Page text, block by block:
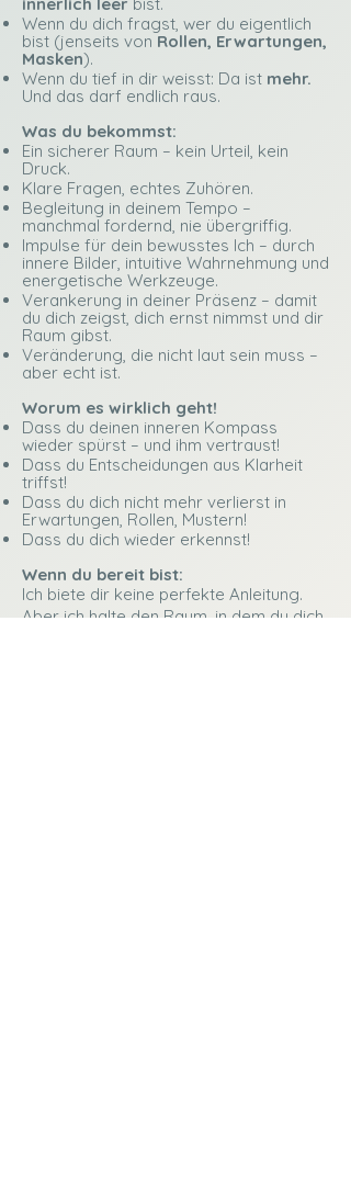
Wenn du dich fragst, wer du eigentlich
bist (jenseits von Rollen, Erwartungen,
Masken).
Wenn du tief in dir weisst: Da ist mehr.
Und das darf endlich raus.
Was du bekommst:
Ein sicherer Raum – kein Urteil, kein
Druck.
Klare Fragen, echtes Zuhören.
Begleitung in deinem Tempo –
manchmal fordernd, nie übergriffig.
Impulse für dein bewusstes Ich – durch
innere Bilder, intuitive Wahrnehmung und
energetische Werkzeuge.
Verankerung in deiner Präsenz – damit
du dich zeigst, dich ernst nimmst und dir
Raum gibst.
Veränderung, die nicht laut sein muss –
aber echt ist.
Worum es wirklich geht!
​Dass du deinen inneren Kompass
wieder spürst – und ihm vertraust!
Dass du Entscheidungen aus Klarheit
triffst!
Dass du dich nicht mehr verlierst in
Erwartungen, Rollen, Mustern!
Dass du dich wieder erkennst!
Wenn du bereit bist:
Ich biete dir keine perfekte Anleitung.
Aber ich halte den Raum, in dem du dich